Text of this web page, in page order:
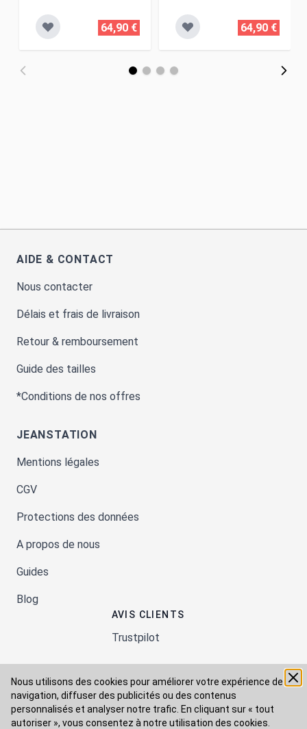
Nous utilisons des cookies pour améliorer votre expérience de
navigation, diffuser des publicités ou des contenus
personnalisés et analyser notre trafic. En cliquant sur « tout
autoriser », vous consentez à notre utilisation des cookies.
64,90 € 64,90 €
AIDE & CONTACT
Nous contacter
Délais et frais de livraison
Retour & remboursement
Guide des tailles
*Conditions de nos offres
JEANSTATION
Mentions légales
CGV
Protections des données
A propos de nous
Guides
Blog
AVIS CLIENTS
Trustpilot
Moyens de paiement